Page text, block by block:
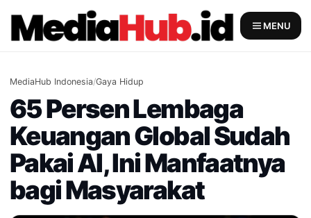
content
MENU
MediaHub Indonesia/Gaya Hidup
65 Persen Lembaga
Keuangan Global Sudah
Pakai AI, Ini Manfaatnya
bagi Masyarakat